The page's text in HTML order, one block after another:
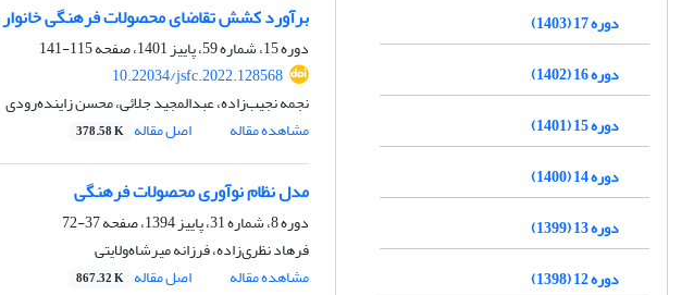
برآورد کشش‌ تقاضای محصولات فرهنگی خانوار
دوره 15، شماره 59، پاییز 1401، صفحه
115-141
10.22034/jsfc.2022.128568
نجمه نجیب‌زاده، عبدالمجید جلائی، محسن زاینده‌رودی
مشاهده مقاله
اصل مقاله 378.58 K
مدل نظام نوآوری محصولات فرهنگی
دوره 8، شماره 31، پاییز 1394، صفحه
37-72
فرهاد نظری‌زاده، فرزانه میرشاه‌ولایتی
مشاهده مقاله
اصل مقاله 867.32 K
دوره 17 (1403)
دوره 16 (1402)
دوره 15 (1401)
دوره 14 (1400)
دوره 13 (1399)
دوره 12 (1398)